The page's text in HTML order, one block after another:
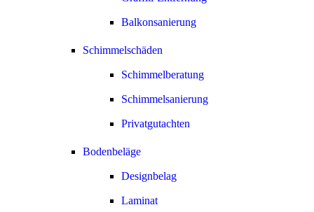
Balkonsanierung
Schimmelschäden
Schimmelberatung
Schimmelsanierung
Privatgutachten
Bodenbeläge
Designbelag
Laminat